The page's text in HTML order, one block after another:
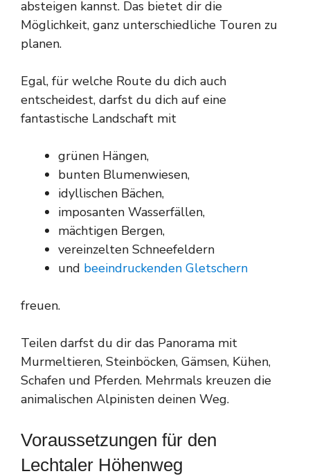
absteigen kannst. Das bietet dir die
Möglichkeit, ganz unterschiedliche Touren zu
planen.
Egal, für welche Route du dich auch
entscheidest, darfst du dich auf eine
fantastische Landschaft mit
grünen Hängen,
bunten Blumenwiesen,
idyllischen Bächen,
imposanten Wasserfällen,
mächtigen Bergen,
vereinzelten Schneefeldern
und beeindruckenden Gletschern
freuen.
Teilen darfst du dir das Panorama mit
Murmeltieren, Steinböcken, Gämsen, Kühen,
Schafen und Pferden. Mehrmals kreuzen die
animalischen Alpinisten deinen Weg.
Voraussetzungen für den
Lechtaler Höhenweg